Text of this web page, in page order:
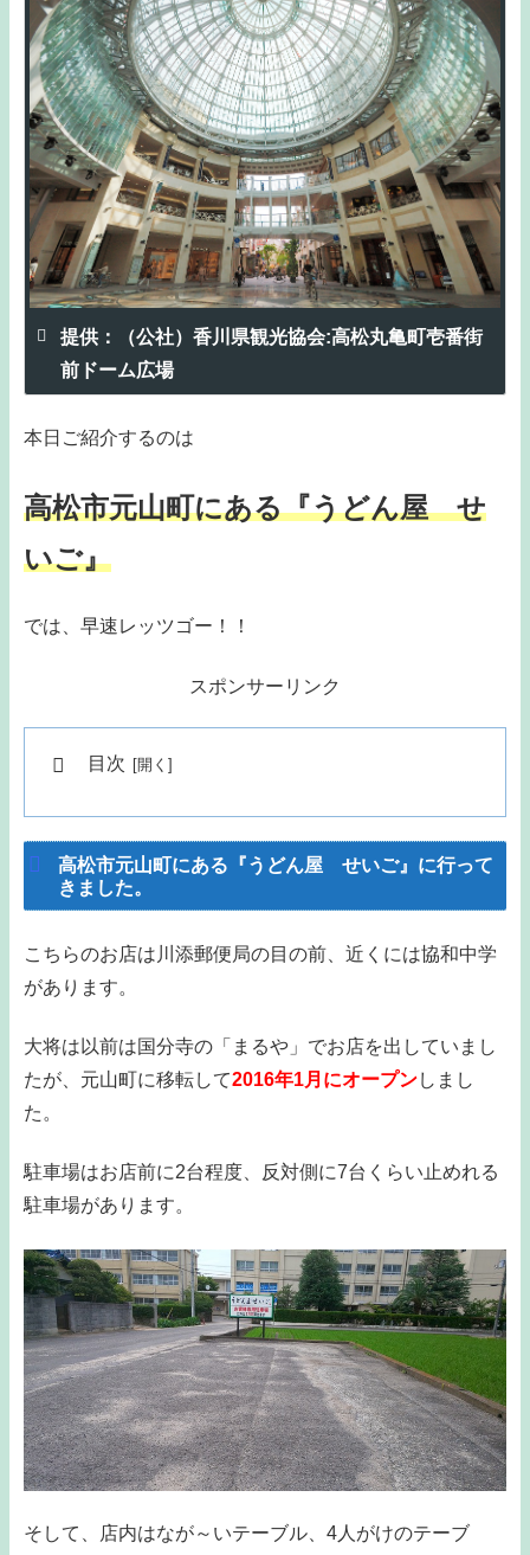
提供：（公社）香川県観光協会:高松丸亀町壱番街
前ドーム広場
本日ご紹介するのは
高松市元山町にある『うどん屋 せ
いご』
では、早速レッツゴー！！
スポンサーリンク
目次
高松市元山町にある『うどん屋 せいご』に行って
きました。
こちらのお店は川添郵便局の目の前、近くには協和中学
があります。
大将は以前は国分寺の「まるや」でお店を出していまし
たが、元山町に移転して2016年1月にオープンしまし
た。
駐車場はお店前に2台程度、反対側に7台くらい止めれる
駐車場があります。
そして、店内はなが～いテーブル、4人がけのテーブ